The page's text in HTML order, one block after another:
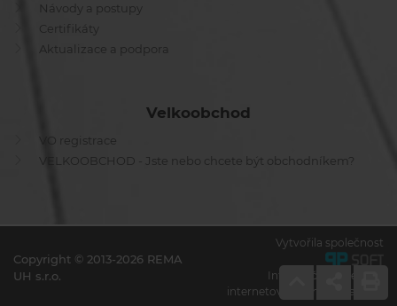
Návody a postupy
Certifikáty
Aktualizace a podpora
Velkoobchod
VO registrace
VELKOOBCHOD - Jste nebo chcete být obchodníkem?
Copyright © 2013-2026 REMA
UH s.r.o.
Vytvořila společnost
Informační systémy a
internetové obchody na míru